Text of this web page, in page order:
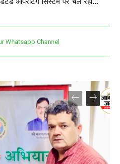
Whatsapp Channel